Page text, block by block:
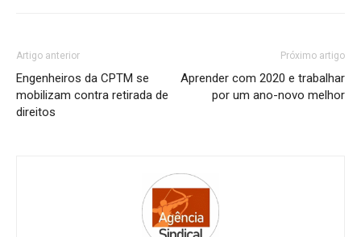
Artigo anterior
Engenheiros da CPTM se
mobilizam contra retirada de
direitos
Próximo artigo
Aprender com 2020 e trabalhar
por um ano-novo melhor